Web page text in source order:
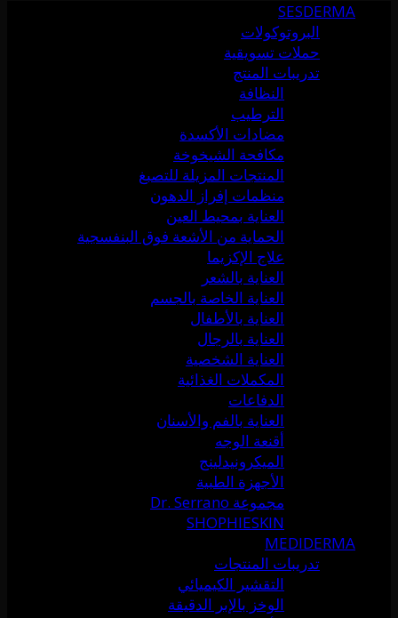
SESDERMA
البروتوكولات
حملات تسويقية
تدريبات المنتج
النظافة
الترطيب
مضادات الأكسدة
مكافحة الشيخوخة
المنتجات المزيلة للتصبغ
منظمات إفراز الدهون
العناية بمحيط العين
الحماية من الأشعة فوق البنفسجية
علاج الإكزيما
العناية بالشعر
العناية الخاصة بالجسم
العناية بالأطفال
العناية بالرجال
العناية الشخصية
المكملات الغذائية
الدفاعات
العناية بالفم والأسنان
أقنعة الوجه
الميكرونيدلينج
الأجهزة الطبية
مجموعة Dr. Serrano
SHOPHIESKIN
MEDIDERMA
تدريبات المنتجات
التقشير الكيميائي
الوخز بالإبر الدقيقة